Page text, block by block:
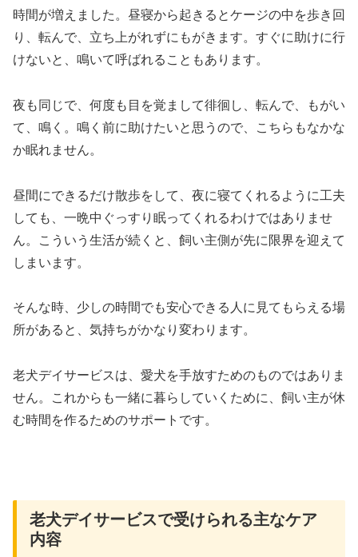
時間が増えました。昼寝から起きるとケージの中を歩き回
り、転んで、立ち上がれずにもがきます。すぐに助けに行
けないと、鳴いて呼ばれることもあります。
夜も同じで、何度も目を覚まして徘徊し、転んで、もがい
て、鳴く。鳴く前に助けたいと思うので、こちらもなかな
か眠れません。
昼間にできるだけ散歩をして、夜に寝てくれるように工夫
しても、一晩中ぐっすり眠ってくれるわけではありませ
ん。こういう生活が続くと、飼い主側が先に限界を迎えて
しまいます。
そんな時、少しの時間でも安心できる人に見てもらえる場
所があると、気持ちがかなり変わります。
老犬デイサービスは、愛犬を手放すためのものではありま
せん。これからも一緒に暮らしていくために、飼い主が休
む時間を作るためのサポートです。
老犬デイサービスで受けられる主なケア
内容